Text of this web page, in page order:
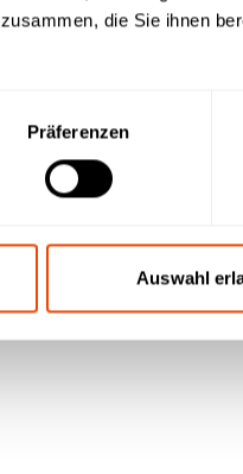
die Sie ihnen
Präferenzen
Auswahl